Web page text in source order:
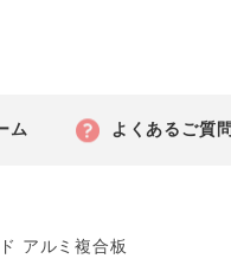
ム よくあるご質問
アルミ複合板